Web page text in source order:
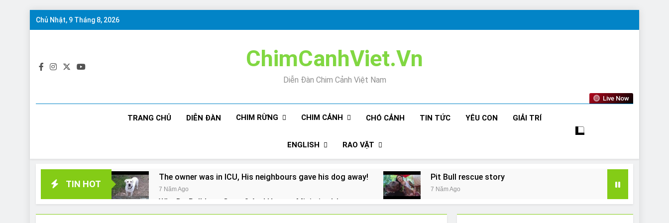
Skip
Chủ Nhật, 9 Tháng 8, 2026
ChimCanhViet.Vn
Diễn Đàn Chim Cảnh Việt Nam
Live Now
TRANG CHỦ DIỄN ĐÀN CHIM RỪNG CHIM CẢNH CHÓ CẢNH TIN TỨC YÊU CON GIẢI TRÍ
ENGLISH RAO VẶT
TIN HOT
The owner was in ICU, His neighbours gave his dog away!
7 Năm Ago
Pit Bull rescue story
7 Năm Ago
Why Do Bulldogs Snore? And How to Minimize It!
7 Năm Ago